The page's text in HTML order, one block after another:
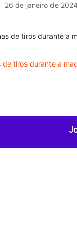
26 de janeiro de
tiros durante a